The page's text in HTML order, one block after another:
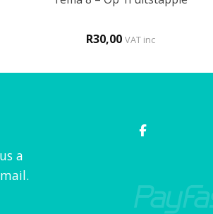
R30,00 VAT inc
a